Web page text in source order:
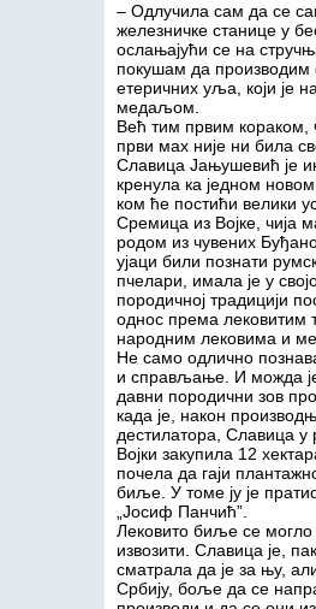
– Одлучила сам да се
железничке станице у
ослањајући се на
покушам да
етеричних уља, који је
медаљом.
Већ тим првим кораком,
први мах није ни била
Славица Јањушевић је
кренула ка једном
ком ће постићи велики
Сремица из Војке, чија
родом из чувених
ујаци били познати
пчелари, имала је у
породичној традицији
однос према лековитим
народним лековима и
Не само одлично
и справљање. И можда
давни породични зов
када је, након
дестилатора, Славица у
Војки закупила 12
почела да гаји
биље. У томе ју је
„Јосиф Панчић”.
Лековито биље се
извозити. Славица је, пак,
сматрала да је за њу,
Србију, боље да се